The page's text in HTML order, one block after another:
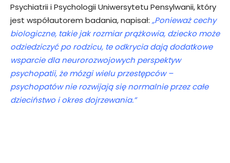
Psychiatrii i Psychologii Uniwersytetu Pensylwanii, który
jest współautorem badania, napisał: „Ponieważ cechy
biologiczne, takie jak rozmiar prążkowia, dziecko może
odziedziczyć po rodzicu, te odkrycia dają dodatkowe
wsparcie dla neurorozwojowych perspektyw
psychopatii, że mózgi wielu przestępców –
psychopatów nie rozwijają się normalnie przez całe
dzieciństwo i okres dojrzewania.”